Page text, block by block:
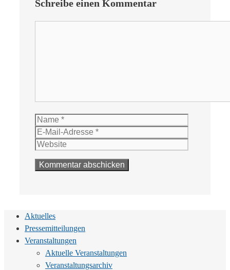
Schreibe einen Kommentar
Name
Aktuelles
Pressemitteilungen
Veranstaltungen
Aktuelle Veranstaltungen
Veranstaltungsarchiv